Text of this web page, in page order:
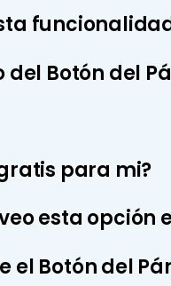
del Botón del
para mi?
esta
el Botón del